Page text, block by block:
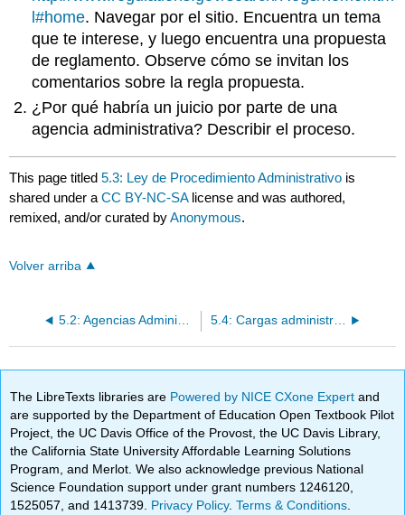
l#home. Navegar por el sitio. Encuentra un tema
que te interese, y luego encuentra una propuesta
de reglamento. Observe cómo se invitan los
comentarios sobre la regla propuesta.
¿Por qué habría un juicio por parte de una
agencia administrativa? Describir el proceso.
This page titled5.3: Ley de Procedimiento Administrativo is
shared under aCC BY-NC-SA license and was authored,
remixed, and/or curated byAnonymous.
Volver arriba
5.2: Agencias Administrativas Controladoras 5.4: Cargas administrativas en las operaciones comerciales
The LibreTexts libraries are Powered by NICE CXone Expertand
are supported by the Department of Education Open Textbook Pilot
Project, the UC Davis Office of the Provost, the UC Davis Library,
the California State University Affordable Learning Solutions
Program, and Merlot. We also acknowledge previous National
Science Foundation support under grant numbers 1246120,
1525057, and 1413739. Privacy Policy.Terms & Conditions